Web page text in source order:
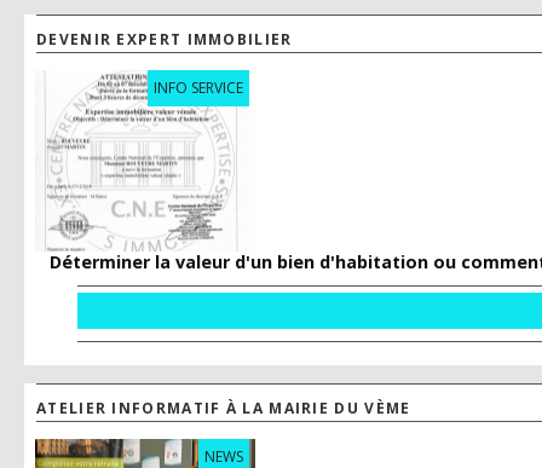
DEVENIR EXPERT IMMOBILIER
INFO SERVICE
Déterminer la valeur d'un bien d'habitation ou
ATELIER INFORMATIF À LA MAIRIE DU VÈME
NEWS